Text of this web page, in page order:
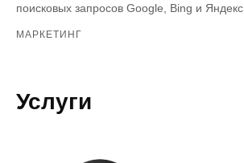
поисковых запросов Google, Bing и Яндекс
МАРКЕТИНГ
Услуги